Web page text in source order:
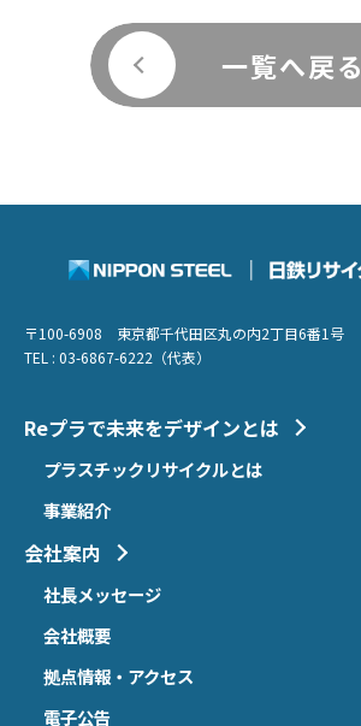
一覧へ戻る
〒100-6908 東京都千代田区丸の内2丁目6番1号
TEL : 03-6867-6222（代表）
Reプラで未来をデザインとは
プラスチックリサイクルとは
事業紹介
会社案内
社長メッセージ
会社概要
拠点情報・アクセス
電子公告